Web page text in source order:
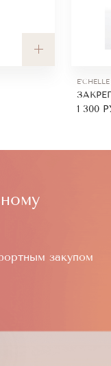
E'CHELLE
1 300
закупом